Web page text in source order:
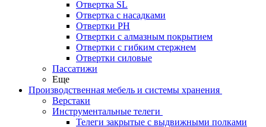
Отвертка SL
Отвертка с насадками
Отвертки PH
Отвертки с алмазным покрытием
Отвертки с гибким стержнем
Отвертки силовые
Пассатижи
Еще
Производственная мебель и системы хранения
Верстаки
Инструментальные телеги
Телеги закрытые с выдвижными полками